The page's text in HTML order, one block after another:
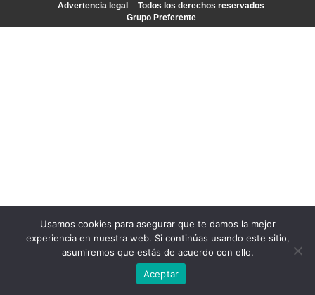
Usamos cookies para asegurar que te damos la mejor
experiencia en nuestra web. Si continúas usando este sitio,
asumiremos que estás de acuerdo con ello.
Aceptar
Advertencia legal
Todos los derechos reservados
Grupo Preferente